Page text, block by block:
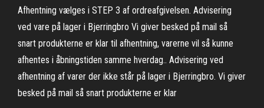
Afhentning vælges i STEP 3 af ordreafgivelsen. Advisering
ved vare på lager i Bjerringbro Vi giver besked på mail så
snart produkterne er klar til afhentning, varerne vil så kunne
afhentes i åbningstiden samme hverdag.. Advisering ved
afhentning af varer der ikke står på lager i Bjerringbro. Vi giver
besked på mail så snart produkterne er klar